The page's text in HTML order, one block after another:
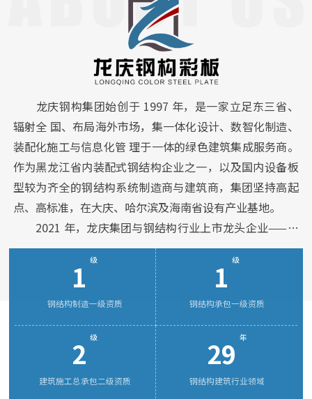
龙庆钢构集团始创于 1997 年，是一家立足东三省、
辐射全 国、布局海外市场，集一体化设计、数智化制造、
装配化施工与信息化管 理于一体的绿色建筑集成服务商。
作为黑龙江省内装配式钢结构企业之一，以及国内设备板
型较为齐全的钢结构系统制造商与建筑商，集团坚持高起
点、高标准，在大庆、哈尔滨及海南省设有产业基地。
2021 年，龙庆集团与钢结构行业上市龙头企业——浙
江东南网架股份有限公司合作，共同成立海南运营中
心“龙庆东南”，实现了从钢结构专 业分包到施工总包，
再到 EPC 工程总承包的业务升级。
目前，集团持有国家钢结构制造一级资质、钢结构承
包一级资质、建筑施工总承包二级资质，通过 ISO9001 质
量体系认证，获评国家信用等级 AAA 级企业，并被认定为
海南省装配式示范基地、黑龙江省装配式示范基地、专精
特新企业、高新技术企业、创新型中小企业等。同时，公
1 级
钢结构制造一级资质
1 级
钢结构承包一级资质
2 级
建筑施工总承包二级资质
29 年
钢结构建筑行业领域